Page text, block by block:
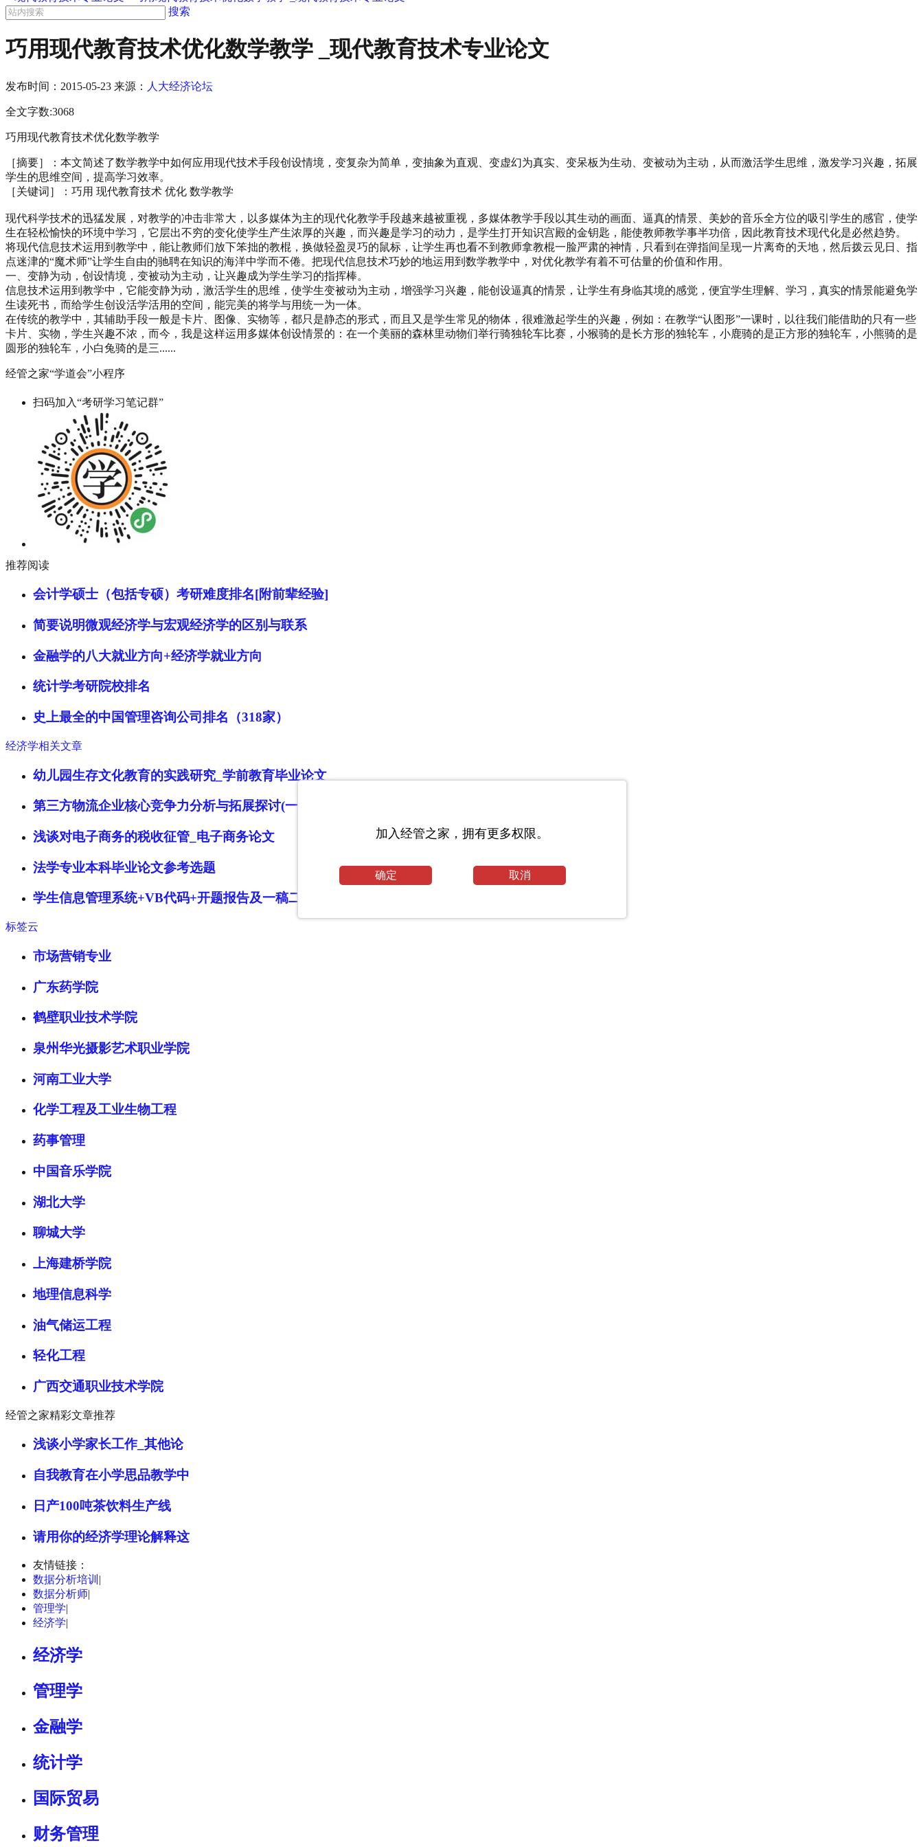
搜索
巧用现代教育技术优化数学教学 _现代教育技术专业论文
发布时间： 2015-05-23 来源： 人大经济论坛
全文字数:3068
巧用现代教育技术优化数学教学
［摘要］：本文简述了数学教学中如何应用现代技术手段创设情境，变复杂为简单，变抽象为直观、变虚幻为真实、变呆板为生动、变被动为主动，从而激活学生思维，激发学习兴趣，拓展
学生的思维空间，提高学习效率。
［关键词］：巧用 现代教育技术 优化 数学教学
现代科学技术的迅猛发展，对教学的冲击非常大，以多媒体为主的现代化教学手段越来越被重视，多媒体教学手段以其生动的画面、逼真的情景、美妙的音乐全方位的吸引学生的感官，使学
生在轻松愉快的环境中学习，它层出不穷的变化使学生产生浓厚的兴趣，而兴趣是学习的动力，是学生打开知识宫殿的金钥匙，能使教师教学事半功倍，因此教育技术现代化是必然趋势。
将现代信息技术运用到教学中，能让教师们放下笨拙的教棍，换做轻盈灵巧的鼠标，让学生再也看不到教师拿教棍一脸严肃的神情，只看到在弹指间呈现一片离奇的天地，然后拨云见日、指
点迷津的“魔术师”让学生自由的驰聘在知识的海洋中学而不倦。把现代信息技术巧妙的地运用到数学教学中，对优化教学有着不可估量的价值和作用。
一、变静为动，创设情境，变被动为主动，让兴趣成为学生学习的指挥棒。
信息技术运用到教学中，它能变静为动，激活学生的思维，使学生变被动为主动，增强学习兴趣，能创设逼真的情景，让学生有身临其境的感觉，便宜学生理解、学习，真实的情景能避免学
生读死书，而给学生创设活学活用的空间，能完美的将学与用统一为一体。
在传统的教学中，其辅助手段一般是卡片、图像、实物等，都只是静态的形式，而且又是学生常见的物体，很难激起学生的兴趣，例如：在教学“认图形”一课时，以往我们能借助的只有一些
卡片、实物，学生兴趣不浓，而今，我是这样运用多媒体创设情景的：在一个美丽的森林里动物们举行骑独轮车比赛，小猴骑的是长方形的独轮车，小鹿骑的是正方形的独轮车，小熊骑的是
圆形的独轮车，小白兔骑的是三......
经管之家“学道会”小程序
扫码加入“考研学习笔记群”
推荐阅读
会计学硕士（包括专硕）考研难度排名[附前辈经验]
简要说明微观经济学与宏观经济学的区别与联系
金融学的八大就业方向+经济学就业方向
统计学考研院校排名
史上最全的中国管理咨询公司排名（318家）
经济学相关文章
幼儿园生存文化教育的实践研究_学前教育毕业论文
第三方物流企业核心竞争力分析与拓展探讨(一)_物流论文
浅谈对电子商务的税收征管_电子商务论文
法学专业本科毕业论文参考选题
学生信息管理系统+VB代码+开题报告及一稿二稿(一)_计算机专业毕业论文
标签云
市场营销专业
广东药学院
鹤壁职业技术学院
泉州华光摄影艺术职业学院
河南工业大学
化学工程及工业生物工程
药事管理
中国音乐学院
湖北大学
聊城大学
上海建桥学院
地理信息科学
油气储运工程
轻化工程
广西交通职业技术学院
经管之家精彩文章推荐
浅谈小学家长工作_其他论
自我教育在小学思品教学中
日产100吨茶饮料生产线
请用你的经济学理论解释这
友情链接：
数据分析培训 |
数据分析师|
管理学|
经济学|
经济学
管理学
金融学
统计学
国际贸易
财务管理
加入经管之家，拥有更多权限。
确定 取消